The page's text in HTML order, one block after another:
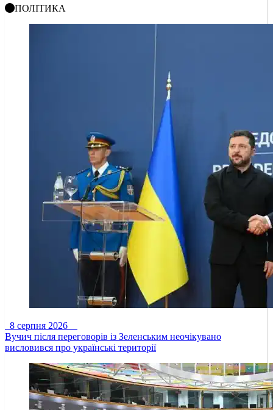
ПОЛІТИКА
8 серпня 2026
Вучич після переговорів із Зеленським неочікувано
висловився про українські території